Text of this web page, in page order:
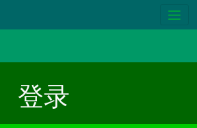
登录